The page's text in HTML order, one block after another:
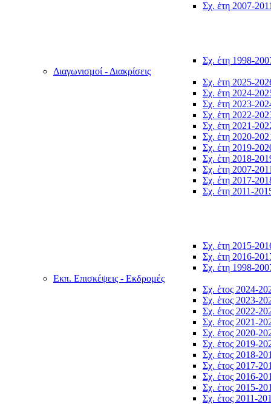
Σχ. έτη 2007-
Σχ. έτη 1998-
Διαγωνισμοί - Διακρίσεις
Σχ. έτη 2025-
Σχ. έτη 2024-
Σχ. έτη 2023-
Σχ. έτη 2022-
Σχ. έτη 2021-
Σχ. έτη 2020-
Σχ. έτη 2019-
Σχ. έτη 2018-
Σχ. έτη 2007-
Σχ. έτη 2017-
Σχ. έτη 2011-
Σχ. έτη 2015-
Σχ. έτη 2016-
Σχ. έτη 1998-
Εκπ. Επισκέψεις - Εκδρομές
Σχ. έτος 2024-
Σχ. έτος 2023-
Σχ. έτος 2022-
Σχ. έτος 2021-
Σχ. έτος 2020-
Σχ. έτος 2019-
Σχ. έτος 2018-
Σχ. έτος 2017-
Σχ. έτος 2016-
Σχ. έτος 2015-
Σχ. έτος 2011-